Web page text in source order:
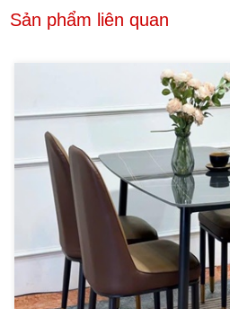
Sản phẩm liên quan